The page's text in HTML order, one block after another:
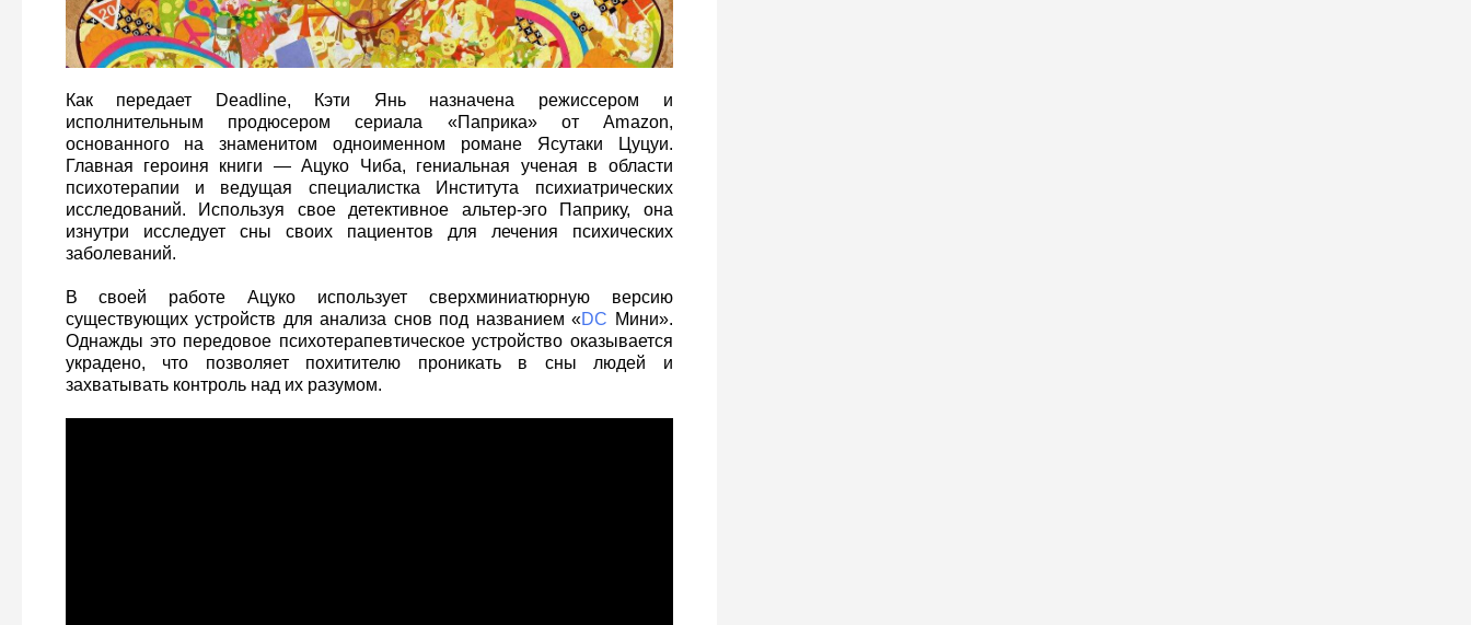
Как передает Deadline, Кэти Янь назначена режиссером и
исполнительным продюсером сериала «Паприка» от Amazon,
основанного на знаменитом одноименном романе Ясутаки Цуцуи.
Главная героиня книги — Ацуко Чиба, гениальная ученая в области
психотерапии и ведущая специалистка Института психиатрических
исследований. Используя свое детективное альтер-эго Паприку, она
изнутри исследует сны своих пациентов для лечения психических
заболеваний.
В своей работе Ацуко использует сверхминиатюрную версию
существующих устройств для анализа снов под названием «DC Мини».
Однажды это передовое психотерапевтическое устройство оказывается
украдено, что позволяет похитителю проникать в сны людей и
захватывать контроль над их разумом.